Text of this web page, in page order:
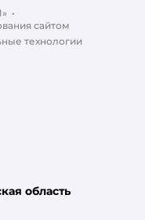
•
сайтом
технологии
область